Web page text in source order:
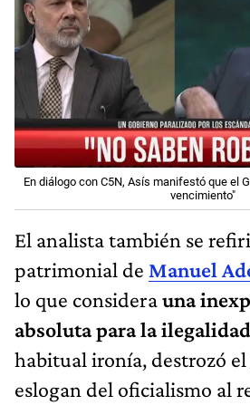
En diálogo con C5N, Asís manifestó que el
vencimiento"
El analista también se
patrimonial de Manuel
lo que considerauna
absoluta para la ilegalidad
habitual ironía, destrozó
eslogan del oficialismo al